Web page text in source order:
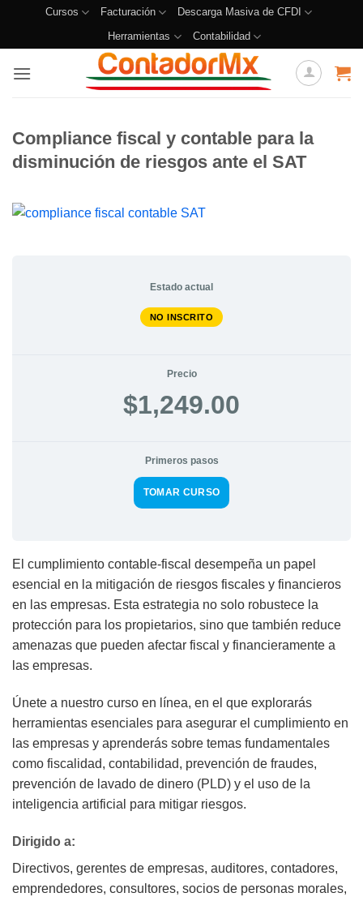
Cursos Facturación
Descarga Masiva de CFDI
Herramientas
Contabilidad
Compliance fiscal y contable para la
disminución de riesgos ante el SAT
Estado actual
NO INSCRITO
Precio
$1,249.00
Primeros pasos
TOMAR CURSO
El cumplimiento contable-fiscal desempeña un papel
esencial en la mitigación de riesgos fiscales y financieros
en las empresas. Esta estrategia no solo robustece la
protección para los propietarios, sino que también reduce
amenazas que pueden afectar fiscal y financieramente a
las empresas.
Únete a nuestro curso en línea, en el que explorarás
herramientas esenciales para asegurar el cumplimiento en
las empresas y aprenderás sobre temas fundamentales
como fiscalidad, contabilidad, prevención de fraudes,
prevención de lavado de dinero (PLD) y el uso de la
inteligencia artificial para mitigar riesgos.
Dirigido a:
Directivos, gerentes de empresas, auditores, contadores,
emprendedores, consultores, socios de personas morales,